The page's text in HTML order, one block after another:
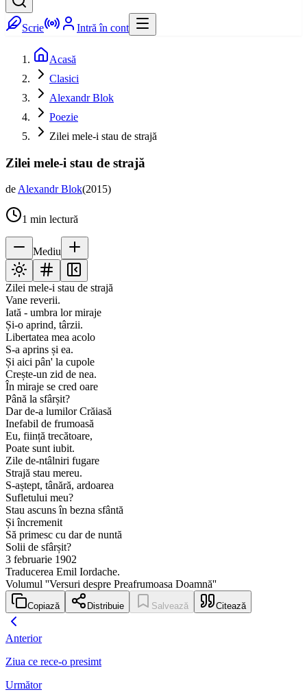
Scrie Intră în cont
Acasă
Clasici
Alexandr Blok
Poezie
Zilei mele-i stau de strajă
Zilei mele-i stau de strajă
deAlexandr Blok(2015)
1 min lectură
Mediu
Zilei mele-i stau de strajă
Vane reverii.
Iată - umbra lor miraje
Și-o aprind, târzii.
Libertatea mea acolo
S-a aprins și ea.
Și aici pân' la cupole
Crește-un zid de nea.
În miraje se cred oare
Până la sfârșit?
Dar de-a lumilor Crăiasă
Inefabil de frumoasă
Eu, ființă trecătoare,
Poate sunt iubit.
Zile de-ntâlniri fugare
Strajă stau mereu.
S-aștept, tânără, ardoarea
Sufletului meu?
Stau ascuns în bezna sfântă
Și încremenit
Să primesc cu dar de nuntă
Solii de sfârșit?
3 februarie 1902
Traducerea Emil Iordache.
Volumul ''Versuri despre Preafrumoasa Doamnă''
Copiază Distribuie Salvează Citează
Anterior
Ziua ce rece-o presimt
Următor